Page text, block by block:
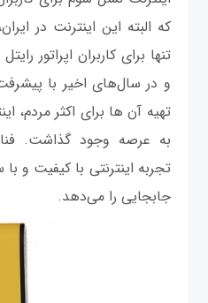
که البته این اینترنت در
تنها برای کاربران اپراتور
و در سال‌های اخیر با
تهیه آن ها برای اکثر مردم،
به عرصه وجود گذاشت.
تجربه اینترنتی با کیفیت و
جابجایی را می‌دهد.